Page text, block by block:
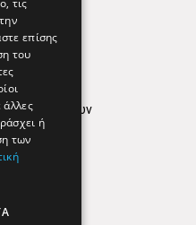
δεδομένων
τις
επίσης
του
ή
των